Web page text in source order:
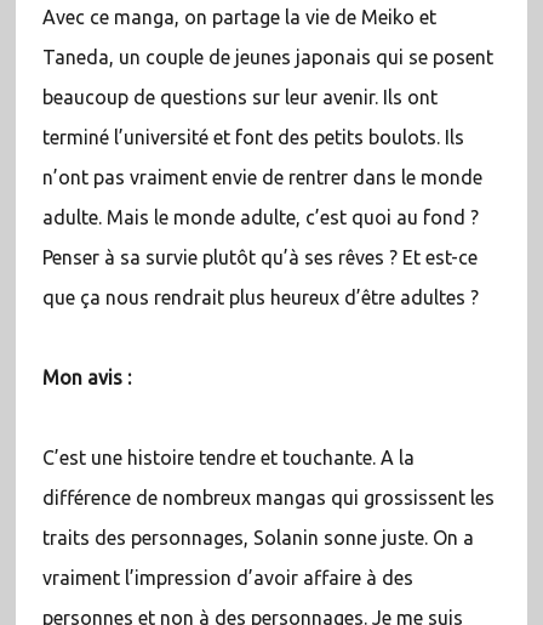
Avec ce manga, on partage la vie de Meiko et
Taneda, un couple de jeunes japonais qui se posent
beaucoup de questions sur leur avenir. Ils ont
terminé l’université et font des petits boulots. Ils
n’ont pas vraiment envie de rentrer dans le monde
adulte. Mais le monde adulte, c’est quoi au fond ?
Penser à sa survie plutôt qu’à ses rêves ? Et est-ce
que ça nous rendrait plus heureux d’être adultes ?
Mon avis :
C’est une histoire tendre et touchante. A la
différence de nombreux mangas qui grossissent les
traits des personnages, Solanin sonne juste. On a
vraiment l’impression d’avoir affaire à des
personnes et non à des personnages. Je me suis